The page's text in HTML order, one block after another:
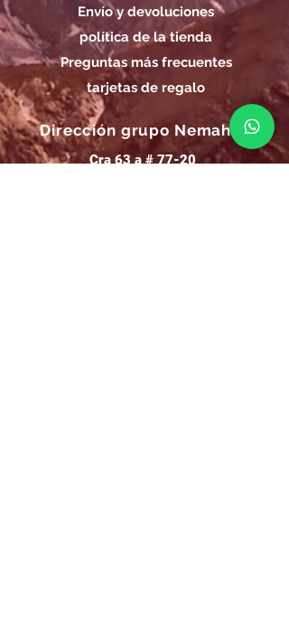
Envío y devoluciones
política de la tienda
Preguntas más frecuentes
tarjetas de regalo
Dirección grupo Nemaho:
Cra 63 a # 77-20